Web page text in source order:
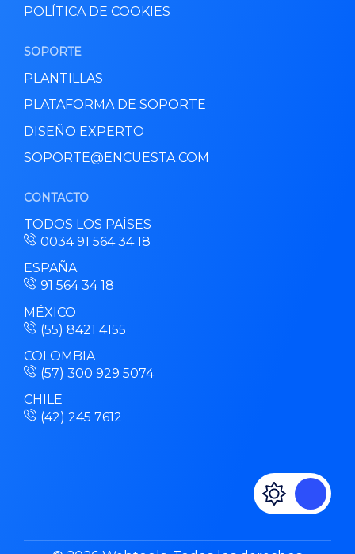
POLÍTICA DE COOKIES
SOPORTE
PLANTILLAS
PLATAFORMA DE SOPORTE
DISEÑO EXPERTO
SOPORTE@ENCUESTA.COM
CONTACTO
TODOS LOS PAÍSES
0034 91 564 34 18
ESPAÑA
91 564 34 18
MÉXICO
(55) 8421 4155
COLOMBIA
(57) 300 929 5074
CHILE
(42) 245 7612